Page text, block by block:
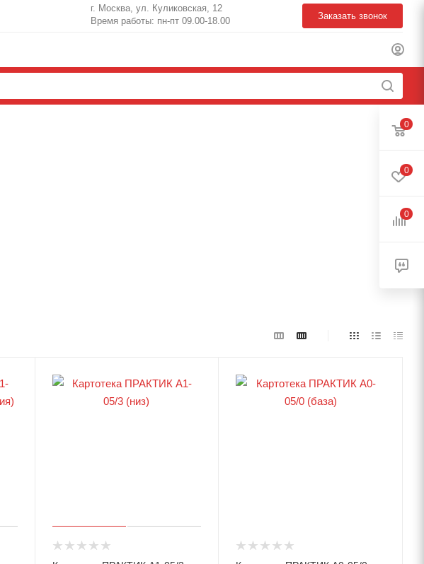
Заказать звонок
г. Москва, ул. Куликовская, 12
Время работы: пн-пт 09.00-18.00
0
0
0